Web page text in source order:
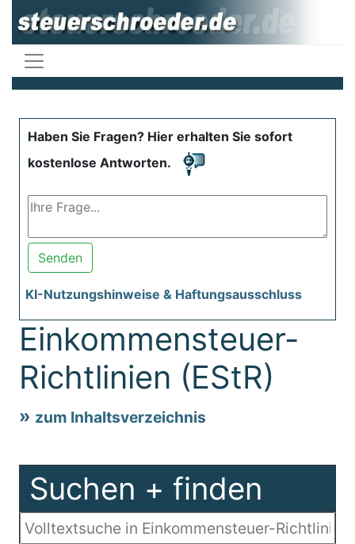
Haben Sie Fragen? Hier erhalten Sie sofort
kostenlose Antworten.
Senden
KI-Nutzungshinweise & Haftungsausschluss
Einkommensteuer-
Richtlinien (EStR)
zum Inhaltsverzeichnis
Suchen + finden